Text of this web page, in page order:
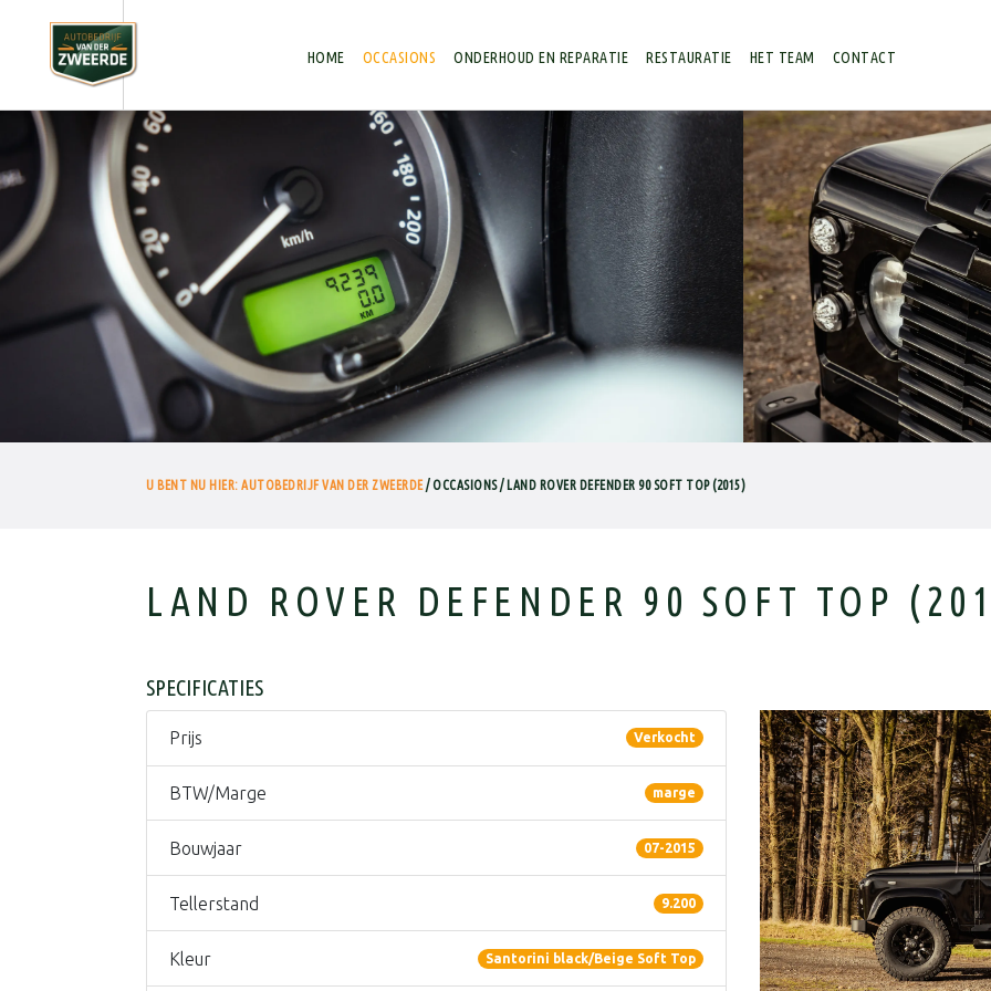
HOME OCCASIONS ONDERHOUD EN REPARATIE RESTAURATIE HET TEAM CONTACT
U BENT NU HIER: AUTOBEDRIJF VAN DER ZWEERDE/ OCCASIONS / LAND ROVER DEFENDER 90 SOFT TOP (2015)
LAND ROVER DEFENDER 90 SOFT TOP
SPECIFICATIES
Prijs Verkocht
BTW/Marge marge
Bouwjaar 07-2015
Tellerstand 9.200
Kleur Santorini black/Beige Soft Top